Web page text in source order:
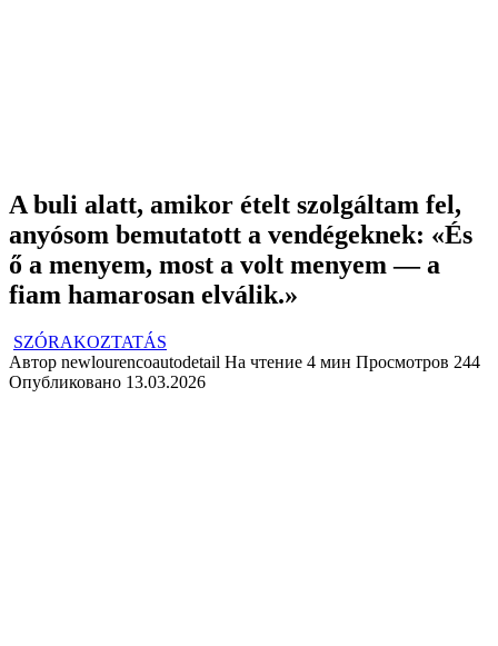
A buli alatt, amikor ételt szolgáltam fel,
anyósom bemutatott a vendégeknek: «És
ő a menyem, most a volt menyem — a
fiam hamarosan elválik.»
SZÓRAKOZTATÁS
Автор newlourencoautodetail На чтение 4 мин Просмотров 244
Опубликовано 13.03.2026